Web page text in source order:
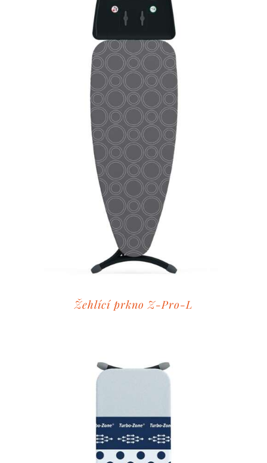
Žehlící prkno Z-Pro-L